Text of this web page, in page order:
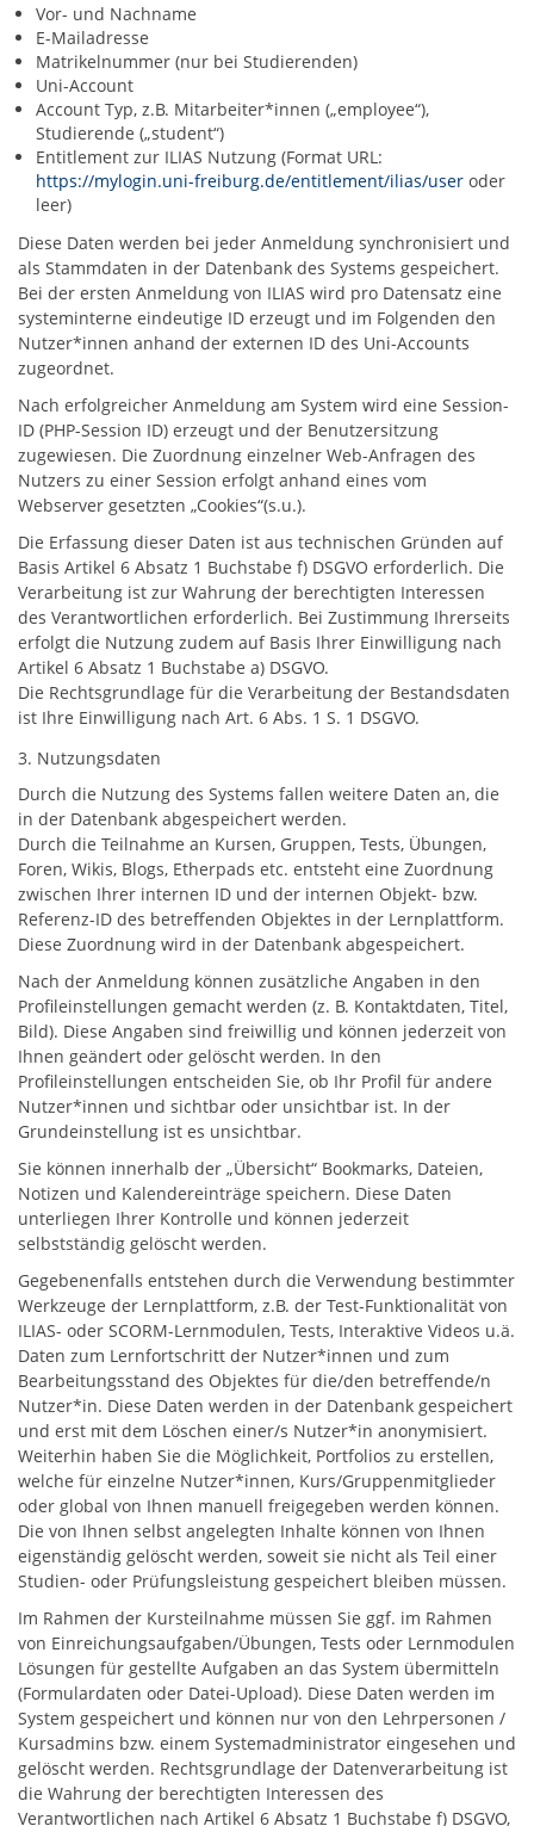
Vor- und Nachname
E-Mailadresse
Matrikelnummer (nur bei Studierenden)
Uni-Account
Account Typ, z.B. Mitarbeiter*innen („employee“),
Studierende („student“)
Entitlement zur ILIAS Nutzung (Format URL:
https://mylogin.uni-freiburg.de/entitlement/ilias/user oder
leer)
Diese Daten werden bei jeder Anmeldung synchronisiert und
als Stammdaten in der Datenbank des Systems gespeichert.
Bei der ersten Anmeldung von ILIAS wird pro Datensatz eine
systeminterne eindeutige ID erzeugt und im Folgenden den
Nutzer*innen anhand der externen ID des Uni-Accounts
zugeordnet.
Nach erfolgreicher Anmeldung am System wird eine Session-
ID (PHP-Session ID) erzeugt und der Benutzersitzung
zugewiesen. Die Zuordnung einzelner Web-Anfragen des
Nutzers zu einer Session erfolgt anhand eines vom
Webserver gesetzten „Cookies“(s.u.).
Die Erfassung dieser Daten ist aus technischen Gründen auf
Basis Artikel 6 Absatz 1 Buchstabe f) DSGVO erforderlich. Die
Verarbeitung ist zur Wahrung der berechtigten Interessen
des Verantwortlichen erforderlich. Bei Zustimmung Ihrerseits
erfolgt die Nutzung zudem auf Basis Ihrer Einwilligung nach
Artikel 6 Absatz 1 Buchstabe a) DSGVO.
Die Rechtsgrundlage für die Verarbeitung der Bestandsdaten
ist Ihre Einwilligung nach Art. 6 Abs. 1 S. 1 DSGVO.
3. Nutzungsdaten
Durch die Nutzung des Systems fallen weitere Daten an, die
in der Datenbank abgespeichert werden.
Durch die Teilnahme an Kursen, Gruppen, Tests, Übungen,
Foren, Wikis, Blogs, Etherpads etc. entsteht eine Zuordnung
zwischen Ihrer internen ID und der internen Objekt- bzw.
Referenz-ID des betreffenden Objektes in der Lernplattform.
Diese Zuordnung wird in der Datenbank abgespeichert.
Nach der Anmeldung können zusätzliche Angaben in den
Profileinstellungen gemacht werden (z. B. Kontaktdaten, Titel,
Bild). Diese Angaben sind freiwillig und können jederzeit von
Ihnen geändert oder gelöscht werden. In den
Profileinstellungen entscheiden Sie, ob Ihr Profil für andere
Nutzer*innen und sichtbar oder unsichtbar ist. In der
Grundeinstellung ist es unsichtbar.
Sie können innerhalb der „Übersicht“ Bookmarks, Dateien,
Notizen und Kalendereinträge speichern. Diese Daten
unterliegen Ihrer Kontrolle und können jederzeit
selbstständig gelöscht werden.
Gegebenenfalls entstehen durch die Verwendung bestimmter
Werkzeuge der Lernplattform, z.B. der Test-Funktionalität von
ILIAS- oder SCORM-Lernmodulen, Tests, Interaktive Videos u.ä.
Daten zum Lernfortschritt der Nutzer*innen und zum
Bearbeitungsstand des Objektes für die/den betreffende/n
Nutzer*in. Diese Daten werden in der Datenbank gespeichert
und erst mit dem Löschen einer/s Nutzer*in anonymisiert.
Weiterhin haben Sie die Möglichkeit, Portfolios zu erstellen,
welche für einzelne Nutzer*innen, Kurs/Gruppenmitglieder
oder global von Ihnen manuell freigegeben werden können.
Die von Ihnen selbst angelegten Inhalte können von Ihnen
eigenständig gelöscht werden, soweit sie nicht als Teil einer
Studien- oder Prüfungsleistung gespeichert bleiben müssen.
Im Rahmen der Kursteilnahme müssen Sie ggf. im Rahmen
von Einreichungsaufgaben/Übungen, Tests oder Lernmodulen
Lösungen für gestellte Aufgaben an das System übermitteln
(Formulardaten oder Datei-Upload). Diese Daten werden im
System gespeichert und können nur von den Lehrpersonen /
Kursadmins bzw. einem Systemadministrator eingesehen und
gelöscht werden. Rechtsgrundlage der Datenverarbeitung ist
die Wahrung der berechtigten Interessen des
Verantwortlichen nach Artikel 6 Absatz 1 Buchstabe f) DSGVO,